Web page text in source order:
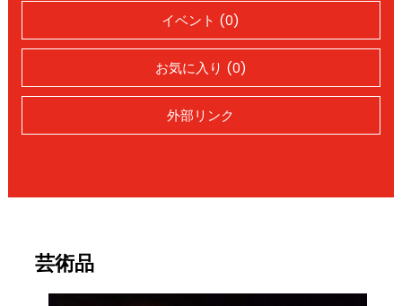
イベント (0)
お気に入り (0)
外部リンク
芸術品